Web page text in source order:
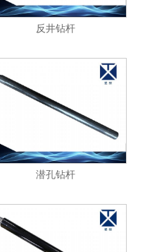
反井钻杆
潜孔钻杆